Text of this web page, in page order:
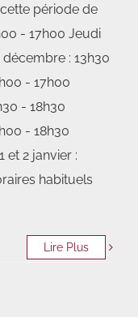
période de
- 17h00 Jeudi
: 13h30
- 17h00
- 18h30
- 18h30
et 2 janvier :
habituels
Lire Plus